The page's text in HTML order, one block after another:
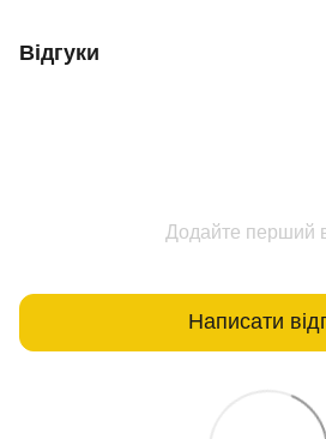
Відгуки
Додайте перший
Написати